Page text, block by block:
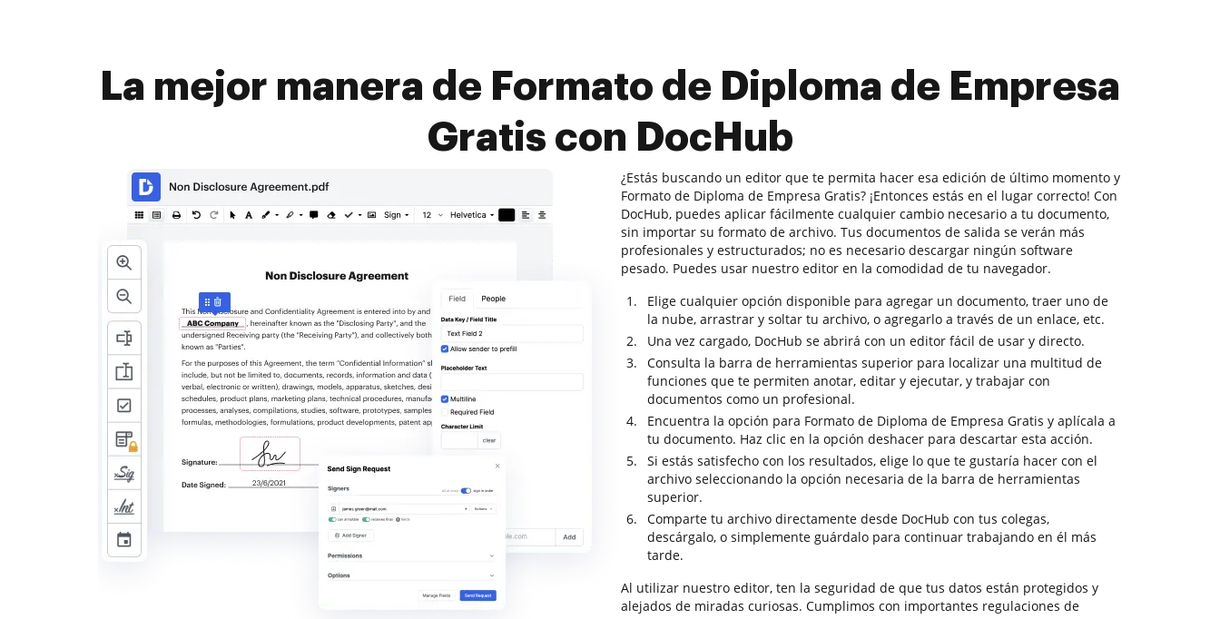
La mejor manera de Formato de Diploma de Empresa
Gratis con DocHub
¿Estás buscando un editor que te permita hacer esa edición de último momento y
Formato de Diploma de Empresa Gratis? ¡Entonces estás en el lugar correcto! Con
DocHub, puedes aplicar fácilmente cualquier cambio necesario a tu documento,
sin importar su formato de archivo. Tus documentos de salida se verán más
profesionales y estructurados; no es necesario descargar ningún software
pesado. Puedes usar nuestro editor en la comodidad de tu navegador.
Elige cualquier opción disponible para agregar un documento, traer uno de
la nube, arrastrar y soltar tu archivo, o agregarlo a través de un enlace, etc.
Una vez cargado, DocHub se abrirá con un editor fácil de usar y directo.
Consulta la barra de herramientas superior para localizar una multitud de
funciones que te permiten anotar, editar y ejecutar, y trabajar con
documentos como un profesional.
Encuentra la opción para Formato de Diploma de Empresa Gratis y aplícala a
tu documento. Haz clic en la opción deshacer para descartar esta acción.
Si estás satisfecho con los resultados, elige lo que te gustaría hacer con el
archivo seleccionando la opción necesaria de la barra de herramientas
superior.
Comparte tu archivo directamente desde DocHub con tus colegas,
descárgalo, o simplemente guárdalo para continuar trabajando en él más
tarde.
Al utilizar nuestro editor, ten la seguridad de que tus datos están protegidos y
alejados de miradas curiosas. Cumplimos con importantes regulaciones de